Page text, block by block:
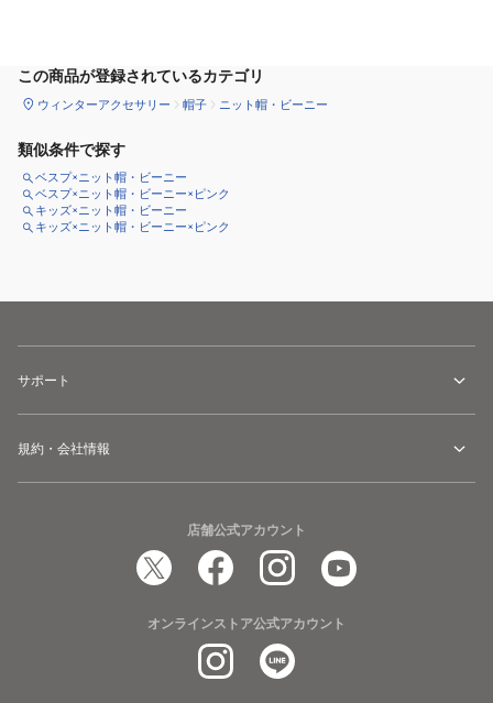
この商品が登録されているカテゴリ
ウィンターアクセサリー 帽子 ニット帽・ビーニー
類似条件で探す
ベスプ×ニット帽・ビーニー
ベスプ×ニット帽・ビーニー×ピンク
キッズ×ニット帽・ビーニー
キッズ×ニット帽・ビーニー×ピンク
サポート
規約・会社情報
店舗公式アカウント
オンラインストア公式アカウント